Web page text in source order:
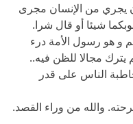
يجري من الإنسان مجرى
شيئا أو قال شرا.
و هو رسول الأمة درء
يترك مجالا للظن فيه..
الناس على قدر
والله من وراء القصد.